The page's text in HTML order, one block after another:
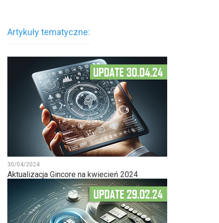
Artykuły tematyczne:
30/04/2024
Aktualizacja Gincore na kwiecień 2024